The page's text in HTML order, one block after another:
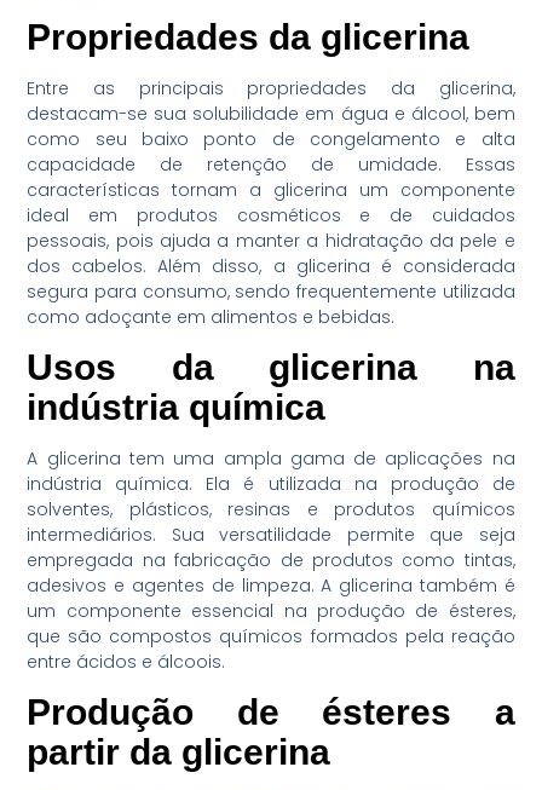
Propriedades da glicerina
Entre as principais propriedades da glicerina,
destacam-se sua solubilidade em água e álcool, bem
como seu baixo ponto de congelamento e alta
capacidade de retenção de umidade. Essas
características tornam a glicerina um componente
ideal em produtos cosméticos e de cuidados
pessoais, pois ajuda a manter a hidratação da pele e
dos cabelos. Além disso, a glicerina é considerada
segura para consumo, sendo frequentemente utilizada
como adoçante em alimentos e bebidas.
Usos da glicerina na
indústria química
A glicerina tem uma ampla gama de aplicações na
indústria química. Ela é utilizada na produção de
solventes, plásticos, resinas e produtos químicos
intermediários. Sua versatilidade permite que seja
empregada na fabricação de produtos como tintas,
adesivos e agentes de limpeza. A glicerina também é
um componente essencial na produção de ésteres,
que são compostos químicos formados pela reação
entre ácidos e álcoois.
Produção de ésteres a
partir da glicerina